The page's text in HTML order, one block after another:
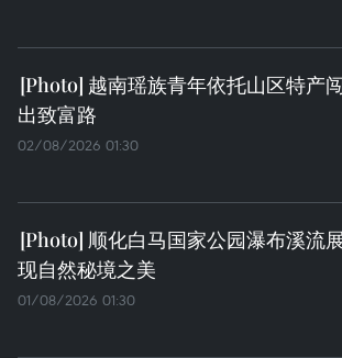
越南瑶族青年依托山区特产
出致富路
02/08/2026 01:30
顺化白马国家公园瀑布溪流
现自然秘境之美
01/08/2026 01:30